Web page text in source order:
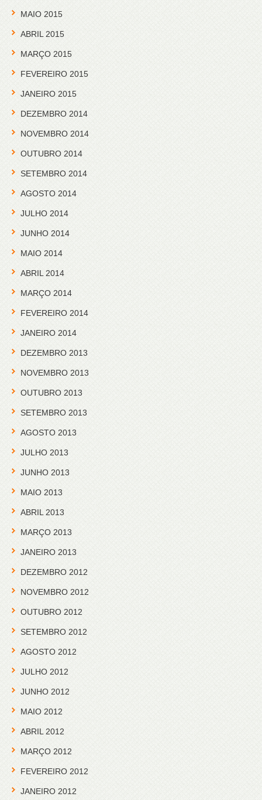
MAIO 2015
ABRIL 2015
MARÇO 2015
FEVEREIRO 2015
JANEIRO 2015
DEZEMBRO 2014
NOVEMBRO 2014
OUTUBRO 2014
SETEMBRO 2014
AGOSTO 2014
JULHO 2014
JUNHO 2014
MAIO 2014
ABRIL 2014
MARÇO 2014
FEVEREIRO 2014
JANEIRO 2014
DEZEMBRO 2013
NOVEMBRO 2013
OUTUBRO 2013
SETEMBRO 2013
AGOSTO 2013
JULHO 2013
JUNHO 2013
MAIO 2013
ABRIL 2013
MARÇO 2013
JANEIRO 2013
DEZEMBRO 2012
NOVEMBRO 2012
OUTUBRO 2012
SETEMBRO 2012
AGOSTO 2012
JULHO 2012
JUNHO 2012
MAIO 2012
ABRIL 2012
MARÇO 2012
FEVEREIRO 2012
JANEIRO 2012